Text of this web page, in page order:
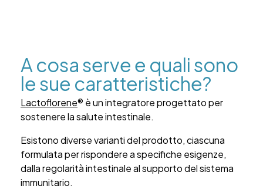
A cosa serve e quali sono
le sue caratteristiche?
Lactoflorene® è un integratore progettato per
sostenere la salute intestinale.
Esistono diverse varianti del prodotto, ciascuna
formulata per rispondere a specifiche esigenze,
dalla regolarità intestinale al supporto del sistema
immunitario.